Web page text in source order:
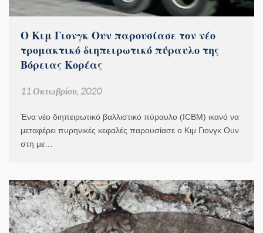
Ο Κιμ Γιονγκ Ουν παρουσίασε τον νέο
τρομακτικό διηπειρωτικό πύραυλο της
Βόρειας Κορέας
11 Οκτωβρίου, 2020
Ένα νέο διηπειρωτικό βαλλιστικό πύραυλο (ICBM) ικανό να
μεταφέρει πυρηνικές κεφαλές παρουσίασε ο Κιμ Γιονγκ Ουν
στη με…